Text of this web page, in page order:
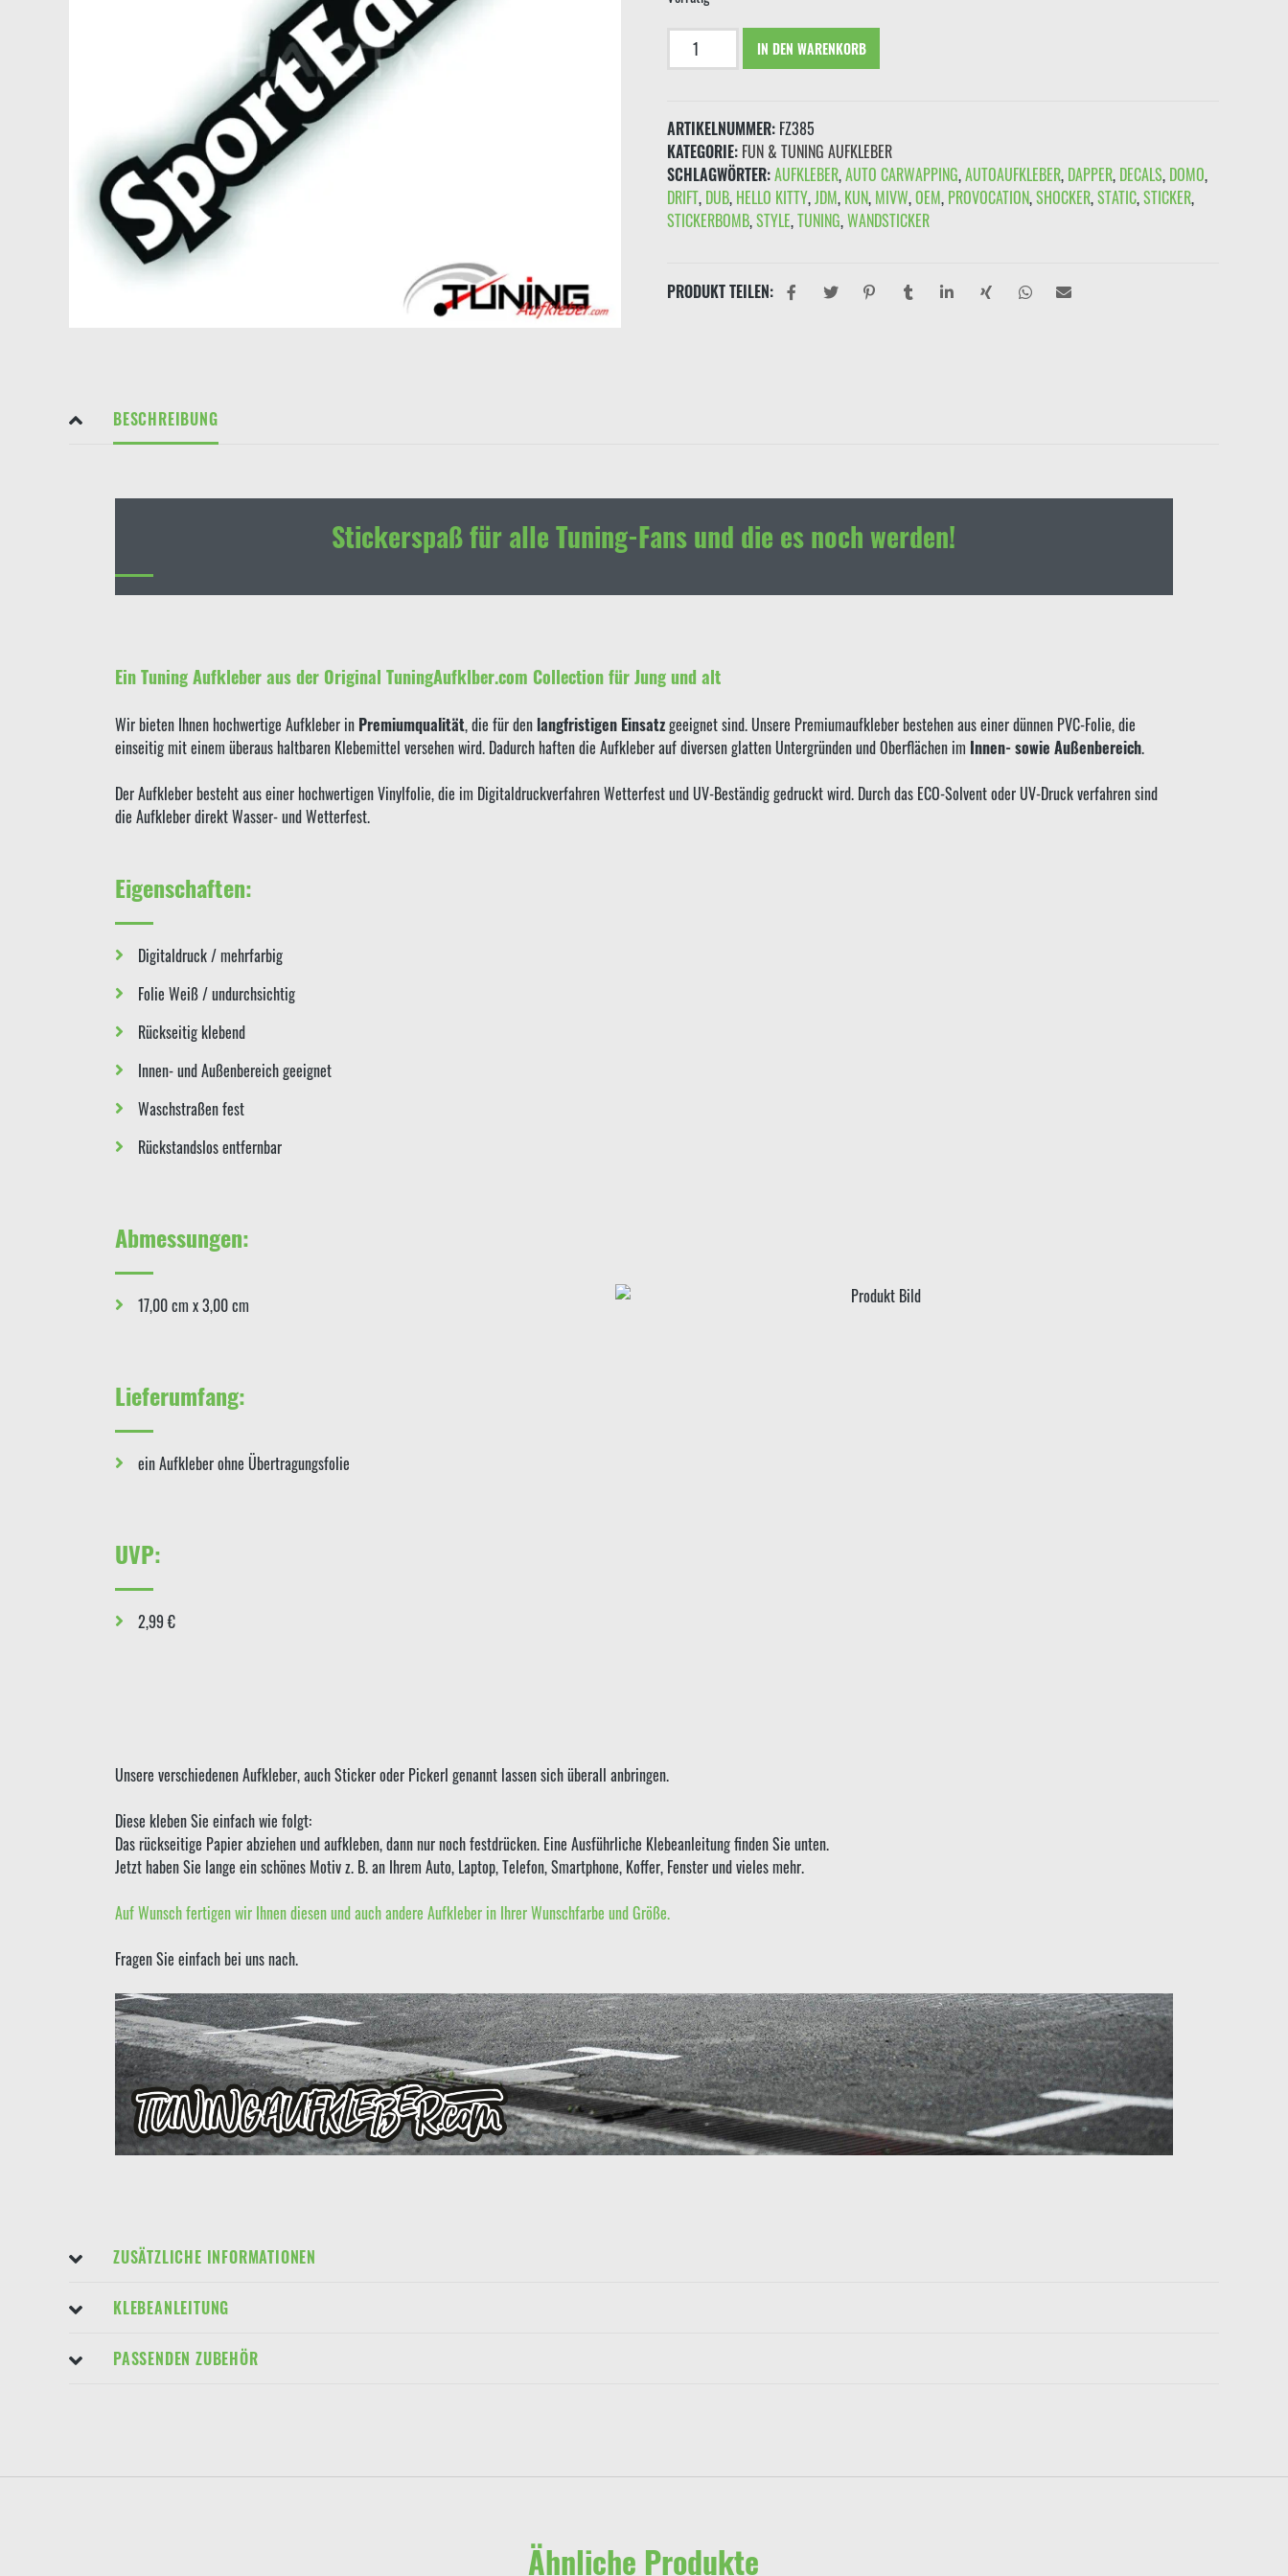
Aufkleber
"SportEdition"
IN DEN WARENKORB
ARTIKELNUMMER: FZ385
KATEGORIE: FUN & TUNING AUFKLEBER
SCHLAGWÖRTER:AUFKLEBER,AUTO CARWAPPING,AUTOAUFKLEBER, DAPPER, DECALS, DOMO,
DRIFT, DUB, HELLO KITTY,JDM, KUN, MIVW,OEM, PROVOCATION,SHOCKER,STATIC,STICKER,
STICKERBOMB,STYLE,TUNING,WANDSTICKER
PRODUKT TEILEN:
BESCHREIBUNG
Stickerspaß für alle Tuning-Fans und die es noch werden!
Ein Tuning Aufkleber aus der Original TuningAufklber.com Collection für Jung und alt
Wir bieten Ihnen hochwertige Aufkleber in Premiumqualität, die für den langfristigen Einsatzgeeignet sind. Unsere Premiumaufkleber bestehen aus einer dünnen PVC-Folie, die
einseitig mit einem überaus haltbaren Klebemittel versehen wird. Dadurch haften die Aufkleber auf diversen glatten Untergründen und Oberflächen im Innen- sowie Außenbereich.
Der Aufkleber besteht aus einer hochwertigen Vinylfolie, die im Digitaldruckverfahren Wetterfest und UV-Beständig gedruckt wird. Durch das ECO-Solvent oder UV-Druck verfahren sind
die Aufkleber direkt Wasser- und Wetterfest.
Eigenschaften:
Digitaldruck / mehrfarbig
Folie Weiß / undurchsichtig
Rückseitig klebend
Innen- und Außenbereich geeignet
Waschstraßen fest
Rückstandslos entfernbar
Abmessungen:
17,00 cm x 3,00 cm
Lieferumfang:
ein Aufkleber ohne Übertragungsfolie
UVP:
2,99 €
Unsere verschiedenen Aufkleber, auch Sticker oder Pickerl genannt lassen sich überall anbringen.
Diese kleben Sie einfach wie folgt:
Das rückseitige Papier abziehen und aufkleben, dann nur noch festdrücken. Eine Ausführliche Klebeanleitung finden Sie unten.
Jetzt haben Sie lange ein schönes Motiv z. B. an Ihrem Auto, Laptop, Telefon, Smartphone, Koffer, Fenster und vieles mehr.
Auf Wunsch fertigen wir Ihnen diesen und auch andere Aufkleber in Ihrer Wunschfarbe und Größe.
Fragen Sie einfach bei uns nach.
ZUSÄTZLICHE INFORMATIONEN
KLEBEANLEITUNG
PASSENDEN ZUBEHÖR
Ähnliche Produkte